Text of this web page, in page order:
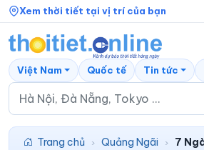
Xem thời tiết tại vị trí của bạn
Việt Nam Quốc tế Tin tức
Trang chủ › Quảng Ngãi › 7